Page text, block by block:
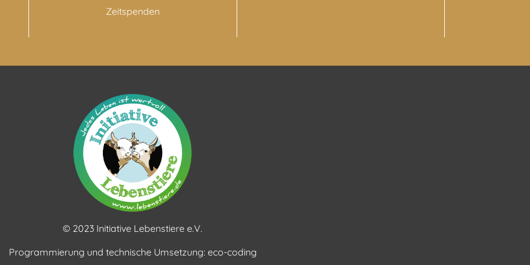
Zeitspenden
© 2023 Initiative Lebenstiere e.V.
Programmierung und technische Umsetzung: eco-coding